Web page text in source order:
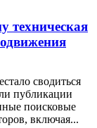
техническая
сводиться
публикации
поисковые
включая...